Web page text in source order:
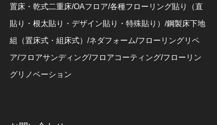
置床・乾式二重床/OAフロア/各種フローリング貼り（直
貼り・根太貼り・デザイン貼り・特殊貼り）/鋼製床下地
組（置床式・組床式）/ネダフォーム/フローリングリペ
ア/フロアサンディング/フロアコーティング/フローリン
グリノベーション